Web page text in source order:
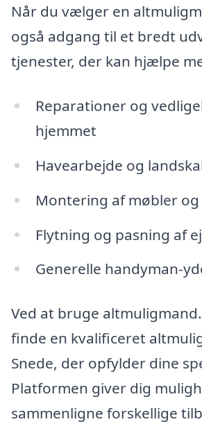
Når du vælger en
også adgang til et bredt
tjenester, der kan hjælpe
Reparationer og
hjemmet
Havearbejde og
Montering af møbler
Flytning og pasning af
Generelle handyman-
Ved at bruge
finde en kvalificeret
Snede, der opfylder dine
Platformen giver dig
sammenligne forskellige